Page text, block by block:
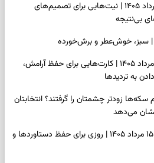
فال ابجد امروز پنجشنبه ۱۵ مرداد ۱۴۰۵ | نیت‌هایی برای تصمیم‌های
بی‌نتیجه
سبز، خوش‌عطر و برش‌خورده
فال تاروت امروز پنجشنبه ۱۵ مرداد ۱۴۰۵ | کارت‌هایی برای حفظ آرامش،
به تردیدها
زودتر چشمتان را گرفتند؟ انتخابتان
نشان می‌دهد
فال سرنوشت امروز پنجشنبه ۱۵ مرداد ۱۴۰۵ | روزی برای حفظ دستاوردها و